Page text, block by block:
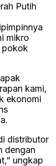
Putih
mikro
pokok
kami,
ekonomi
distributor
dengan
ungkap